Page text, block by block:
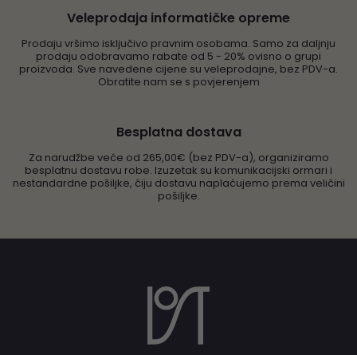
Veleprodaja informatičke opreme
Prodaju vršimo isključivo pravnim osobama. Samo za daljnju
prodaju odobravamo rabate od 5 - 20% ovisno o grupi
proizvoda. Sve navedene cijene su veleprodajne, bez PDV-a.
Obratite nam se s povjerenjem
Besplatna dostava
Za narudžbe veće od 265,00€ (bez PDV-a), organiziramo
besplatnu dostavu robe. Izuzetak su komunikacijski ormari i
nestandardne pošiljke, čiju dostavu naplaćujemo prema veličini
pošiljke.